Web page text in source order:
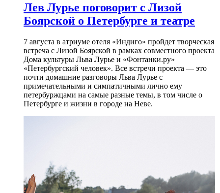
Лев Лурье поговорит с Лизой
Боярской о Петербурге и театре
7 августа в атриуме отеля «Индиго» пройдет творческая
встреча с Лизой Боярской в рамках совместного проекта
Дома культуры Льва Лурье и «Фонтанки.ру»
«Петербургский человек». Все встречи проекта — это
почти домашние разговоры Льва Лурье с
примечательными и симпатичными лично ему
петербуржцами на самые разные темы, в том числе о
Петербурге и жизни в городе на Неве.